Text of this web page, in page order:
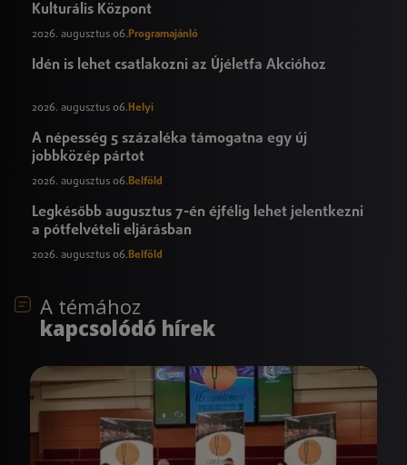
Kulturális Központ
2026. augusztus 06. Programajánló
Idén is lehet csatlakozni az Újéletfa Akcióhoz
2026. augusztus 06. Helyi
A népesség 5 százaléka támogatna egy új
jobbközép pártot
2026. augusztus 06.Belföld
Legkésőbb augusztus 7-én éjfélig lehet jelentkezni
a pótfelvételi eljárásban
2026. augusztus 06.Belföld
A témához
kapcsolódó hírek